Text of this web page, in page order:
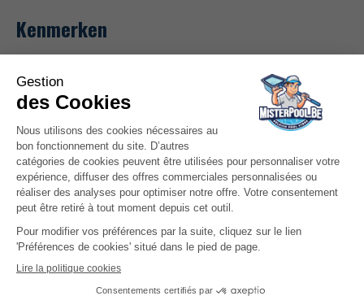
Kenmerken
Paramètres
mesurés
Vrij chloor en totaal chloor
Type
d'analyseur
Fotometer
Technologie
de mesure
Siliciumfotocel
Alimentation
Électrique
Pile 1 x 1,5 V AAA